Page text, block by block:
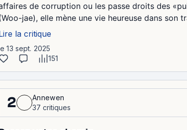
de corruption ou les passe droits des
jae), elle mène une vie heureuse dans son
la critique
13 sept. 2025
151
2
Annewen
37 critiques